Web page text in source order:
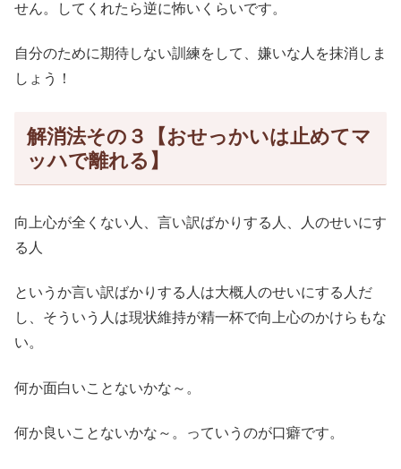
せん。してくれたら逆に怖いくらいです。
自分のために期待しない訓練をして、嫌いな人を抹消しま
しょう！
解消法その３【おせっかいは止めてマ
ッハで離れる】
向上心が全くない人、言い訳ばかりする人、人のせいにす
る人
というか言い訳ばかりする人は大概人のせいにする人だ
し、そういう人は現状維持が精一杯で向上心のかけらもな
い。
何か面白いことないかな～。
何か良いことないかな～。っていうのが口癖です。